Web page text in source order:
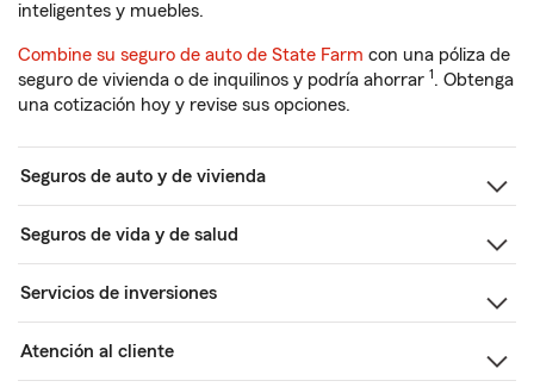
inteligentes y muebles.
Combine su seguro de auto de State Farm con una póliza de
seguro de vivienda o de inquilinos y podría ahorrar 1. Obtenga
una cotización hoy y revise sus opciones.
Seguros de auto y de vivienda
Seguros de vida y de salud
Servicios de inversiones
Atención al cliente